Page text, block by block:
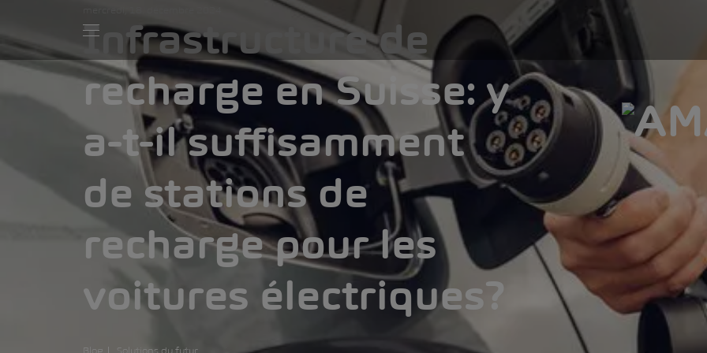
Infrastructure de
recharge en Suisse: y
a-t-il suffisamment
de stations de
recharge pour les
voitures électriques?
Blog Solutions du futur